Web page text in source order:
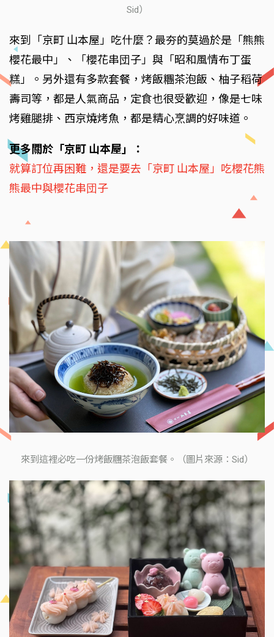
Sid）
來到「京町 山本屋」吃什麼？最夯的莫過於是「熊熊
櫻花最中」、「櫻花串団子」與「昭和風情布丁蛋
糕」。另外還有多款套餐，烤飯糰茶泡飯、柚子稻荷
壽司等，都是人氣商品，定食也很受歡迎，像是七味
烤雞腿排、西京燒烤魚，都是精心烹調的好味道。
更多關於「京町 山本屋」：
就算訂位再困難，還是要去「京町 山本屋」吃櫻花熊
熊最中與櫻花串団子
來到這裡必吃一份烤飯糰茶泡飯套餐。（圖片來源：Sid）